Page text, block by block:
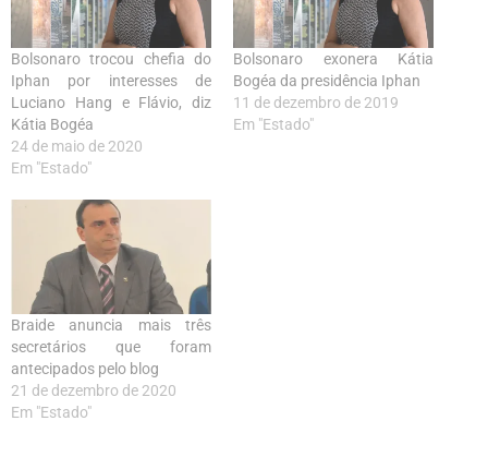
Bolsonaro trocou chefia do
Iphan por interesses de
Luciano Hang e Flávio, diz
Kátia Bogéa
24 de maio de 2020
Em "Estado"
Bolsonaro exonera Kátia
Bogéa da presidência Iphan
11 de dezembro de 2019
Em "Estado"
Braide anuncia mais três
secretários que foram
antecipados pelo blog
21 de dezembro de 2020
Em "Estado"